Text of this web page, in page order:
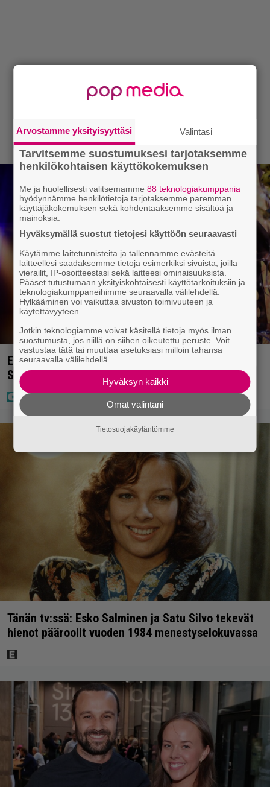
Eurojackpotissa poksahti 32,7 miljoonaa, ja tänne
Suomen isoin voitto meni
Tänän tv:ssä: Esko Salminen ja Satu Silvo tekevät
hienot pääroolit vuoden 1984 menestyselokuvassa
Arvostamme yksityisyyttäsi Valintasi
Tarvitsemme suostumuksesi tarjotaksemme
henkilökohtaisen käyttökokemuksen
Me ja huolellisesti valitsemamme88 teknologiakumppania
hyödynnämme henkilötietoja tarjotaksemme paremman
käyttäjäkokemuksen sekä kohdentaaksemme sisältöä ja
mainoksia.
Hyväksymällä suostut tietojesi käyttöön seuraavasti
Käytämme laitetunnisteita ja tallennamme evästeitä
laitteellesi saadaksemme tietoja esimerkiksi sivuista, joilla
vierailit, IP-osoitteestasi sekä laitteesi ominaisuuksista.
Pääset tutustumaan yksityiskohtaisesti käyttötarkoituksiin ja
teknologiakumppaneihimme seuraavalla välilehdellä.
Hylkääminen voi vaikuttaa sivuston toimivuuteen ja
käytettävyyteen.
Jotkin teknologiamme voivat käsitellä tietoja myös ilman
suostumusta, jos niillä on siihen oikeutettu peruste. Voit
vastustaa tätä tai muuttaa asetuksiasi milloin tahansa
seuraavalla välilehdellä.
Hyväksyn kaikki
Omat valintani
Tietosuojakäytäntömme